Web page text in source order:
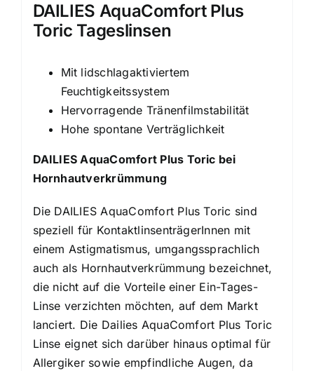
DAILIES AquaComfort Plus
Toric Tageslinsen
Mit lidschlagaktiviertem
Feuchtigkeitssystem
Hervorragende Tränenfilmstabilität
Hohe spontane Verträglichkeit
DAILIES AquaComfort Plus Toric bei
Hornhautverkrümmung
Die DAILIES AquaComfort Plus Toric sind
speziell für KontaktlinsenträgerInnen mit
einem Astigmatismus, umgangssprachlich
auch als Hornhautverkrümmung bezeichnet,
die nicht auf die Vorteile einer Ein-Tages-
Linse verzichten möchten, auf dem Markt
lanciert. Die Dailies AquaComfort Plus Toric
Linse eignet sich darüber hinaus optimal für
Allergiker sowie empfindliche Augen, da